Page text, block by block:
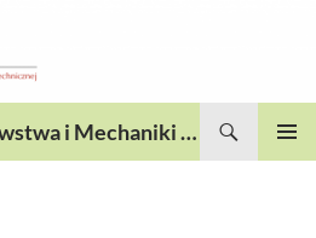
Instytut Materiałoznawstwa i Mechaniki Technicznej